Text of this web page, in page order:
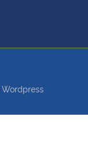
Wordpress